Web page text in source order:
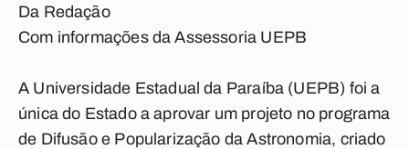
Da Redação
Com informações da Assessoria UEPB
A Universidade Estadual da Paraíba (UEPB) foi a
única do Estado a aprovar um projeto no programa
de Difusão e Popularização da Astronomia, criado